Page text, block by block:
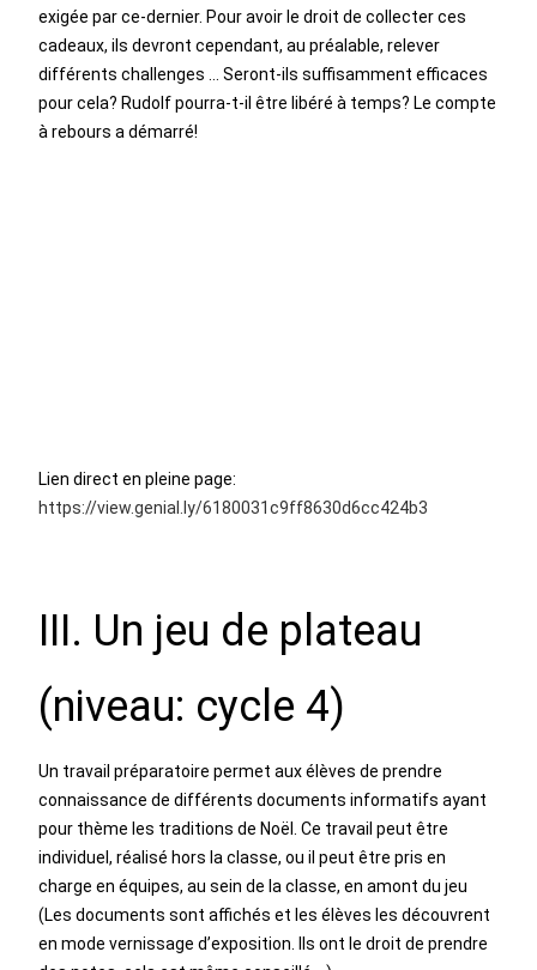
exigée par ce-dernier. Pour avoir le droit de collecter ces
cadeaux, ils devront cependant, au préalable, relever
différents challenges … Seront-ils suffisamment efficaces
pour cela? Rudolf pourra-t-il être libéré à temps? Le compte
à rebours a démarré!
Lien direct en pleine page:
https://view.genial.ly/6180031c9ff8630d6cc424b3
III. Un jeu de plateau
(niveau: cycle 4)
Un travail préparatoire permet aux élèves de prendre
connaissance de différents documents informatifs ayant
pour thème les traditions de Noël. Ce travail peut être
individuel, réalisé hors la classe, ou il peut être pris en
charge en équipes, au sein de la classe, en amont du jeu
(Les documents sont affichés et les élèves les découvrent
en mode vernissage d’exposition. Ils ont le droit de prendre